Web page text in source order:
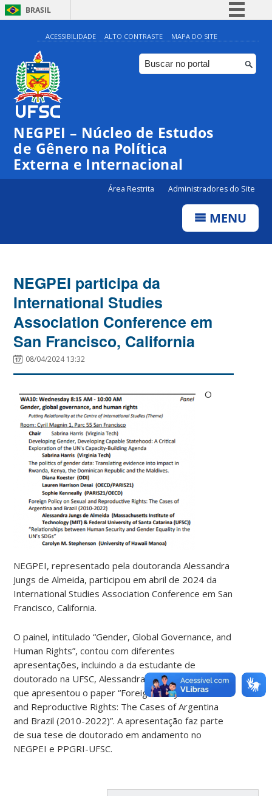
BRASIL
Simplifique!
Comunica BR
Participe
Canais
ACESSIBILIDADE ALTO CONTRASTE MAPA DO SITE
NEGPEI – Núcleo de Estudos
de Gênero na Política
Externa e Internacional
Área Restrita Administradores do Site
MENU
NEGPEI participa da
International Studies
Association Conference em
San Francisco, California
08/04/2024 13:32
O
NEGPEI, representado pela doutoranda Alessandra
Jungs de Almeida, participou em abril de 2024 da
International Studies Association Conference em San
Francisco, California.
O painel, intitulado “Gender, Global Governance, and
Human Rights”, contou com diferentes
apresentações, incluindo a da estudante de
doutorado na UFSC, Alessandra Jungs de Almeida,
que apresentou o paper “Foreign Policy on Sexual
and Reproductive Rights: The Cases of Argentina
and Brazil (2010-2022)”. A apresentação faz parte
de sua tese de doutorado em andamento no
NEGPEI e PPGRI-UFSC.